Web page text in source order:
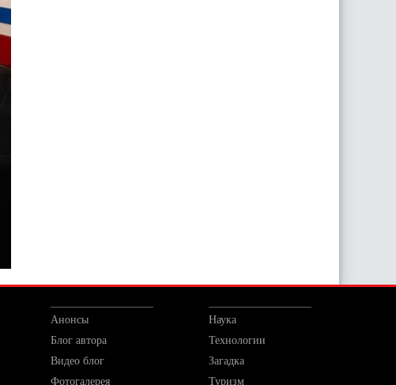
Анонсы
Блог автора
Видео блог
Фотогалерея
Наука
Технологии
Загадка
Туризм